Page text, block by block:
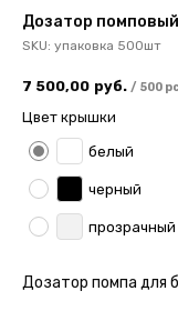
Дозатор
SKU: упаковка 500шт
7 500,00 руб. / 500
Цвет крышки
белый
черный
прозрачный
Дозатор помпа для